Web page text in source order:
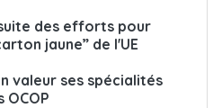
des efforts pour
jaune” de l'UE
valeur ses spécialités